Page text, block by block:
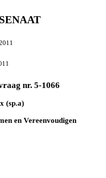
nr. 5-1066
(sp.a)
en Vereenvoudigen